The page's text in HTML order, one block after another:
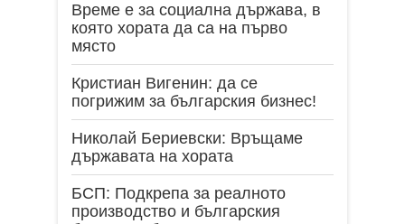
Време е за социална държава, в
която хората да са на първо
място
Кристиан Вигенин: да се
погрижим за българския бизнес!
Николай Бериевски: Връщаме
държавата на хората
БСП: Подкрепа за реалното
производство и българския